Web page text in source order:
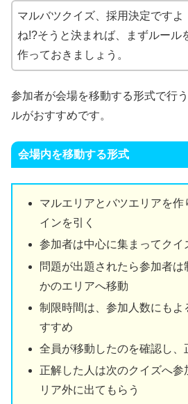
マルバツクイズ、採用決定ですよ
ね!?そうと決まれば、まずルール
作っておきましょう。
参加者が会場を移動する形式で行
ルがおすすめです。
会場内を移動する形式
マルエリアとバツエリアを作
インを引く
参加者は中心に集まってクイ
問題が出題されたら参加者は
かのエリアへ移動
制限時間は、参加人数にもよ
すすめ
全員が移動したのを確認し、
正解した人は次のクイズへ参
リア外に出てもらう